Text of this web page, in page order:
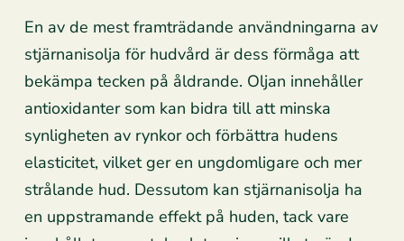
En av de mest framträdande användningarna av
stjärnanisolja för hudvård är dess förmåga att
bekämpa tecken på åldrande. Oljan innehåller
antioxidanter som kan bidra till att minska
synligheten av rynkor och förbättra hudens
elasticitet, vilket ger en ungdomligare och mer
strålande hud. Dessutom kan stjärnanisolja ha
en uppstramande effekt på huden, tack vare